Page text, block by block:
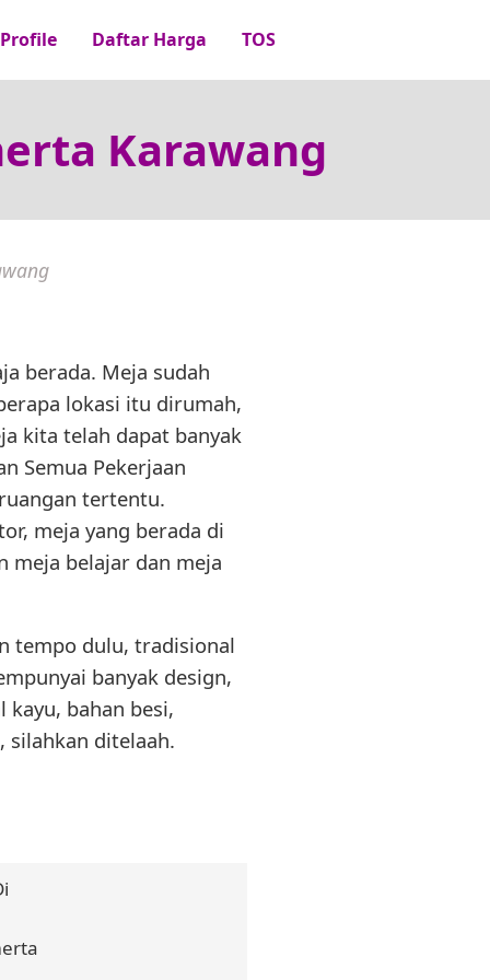
Profile Daftar Harga TOS
Karawang
berada. Meja sudah
lokasi itu dirumah,
kita telah dapat banyak
Semua Pekerjaan
tertentu.
meja yang berada di
meja belajar dan meja
tempo dulu, tradisional
banyak design,
bahan besi,
silahkan ditelaah.